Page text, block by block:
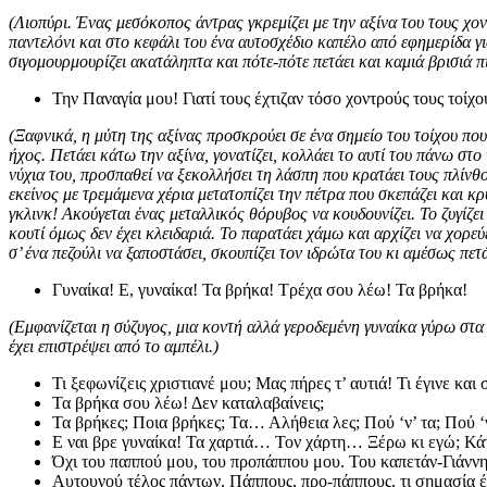
(Λιοπύρι. Ένας μεσόκοπος άντρας γκρεμίζει με την αξίνα του τους
παντελόνι και στο κεφάλι του ένα αυτοσχέδιο καπέλο από εφημερίδα
σιγομουρμουρίζει ακατάληπτα και πότε-πότε πετάει και καμιά βρισιά
Την Παναγία μου! Γιατί τους έχτιζαν τόσο χοντρούς τους
(Ξαφνικά, η μύτη της αξίνας προσκρούει σε ένα σημείο του τοίχου
ήχος. Πετάει κάτω την αξίνα, γονατίζει, κολλάει το αυτί του πάνω
νύχια του, προσπαθεί να ξεκολλήσει τη λάσπη που κρατάει τους
εκείνος με τρεμάμενα χέρια μετατοπίζει την πέτρα που σκεπάζει
γκλινκ! Ακούγεται ένας μεταλλικός θόρυβος να κουδουνίζει. Το
κουτί όμως δεν έχει κλειδαριά. Το παρατάει χάμω και αρχίζει να
σ’ ένα πεζούλι να ξαποστάσει, σκουπίζει τον ιδρώτα του κι αμέσως
Γυναίκα! Ε, γυναίκα! Τα βρήκα! Τρέχα σου λέω! Τα βρήκα!
(Εμφανίζεται η σύζυγος, μια κοντή αλλά γεροδεμένη γυναίκα γύρω
έχει επιστρέψει από το αμπέλι.)
Τι ξεφωνίζεις χριστιανέ μου; Μας πήρες τ’ αυτιά! Τι έγινε
Τα βρήκα σου λέω! Δεν καταλαβαίνεις;
Τα βρήκες; Ποια βρήκες; Τα… Αλήθεια λες; Πού ‘ν’ τα; Πού
Ε ναι βρε γυναίκα! Τα χαρτιά… Τον χάρτη… Ξέρω κι εγώ;
Όχι του παππού μου, του προπάππου μου. Του καπετάν-
Αυτουνού τέλος πάντων. Πάππους, προ-πάππους, τι σημασία